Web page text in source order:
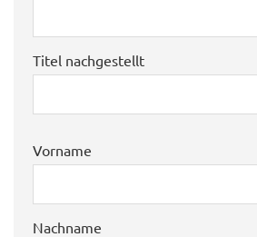
Titel nachgestellt
Vorname
Nachname